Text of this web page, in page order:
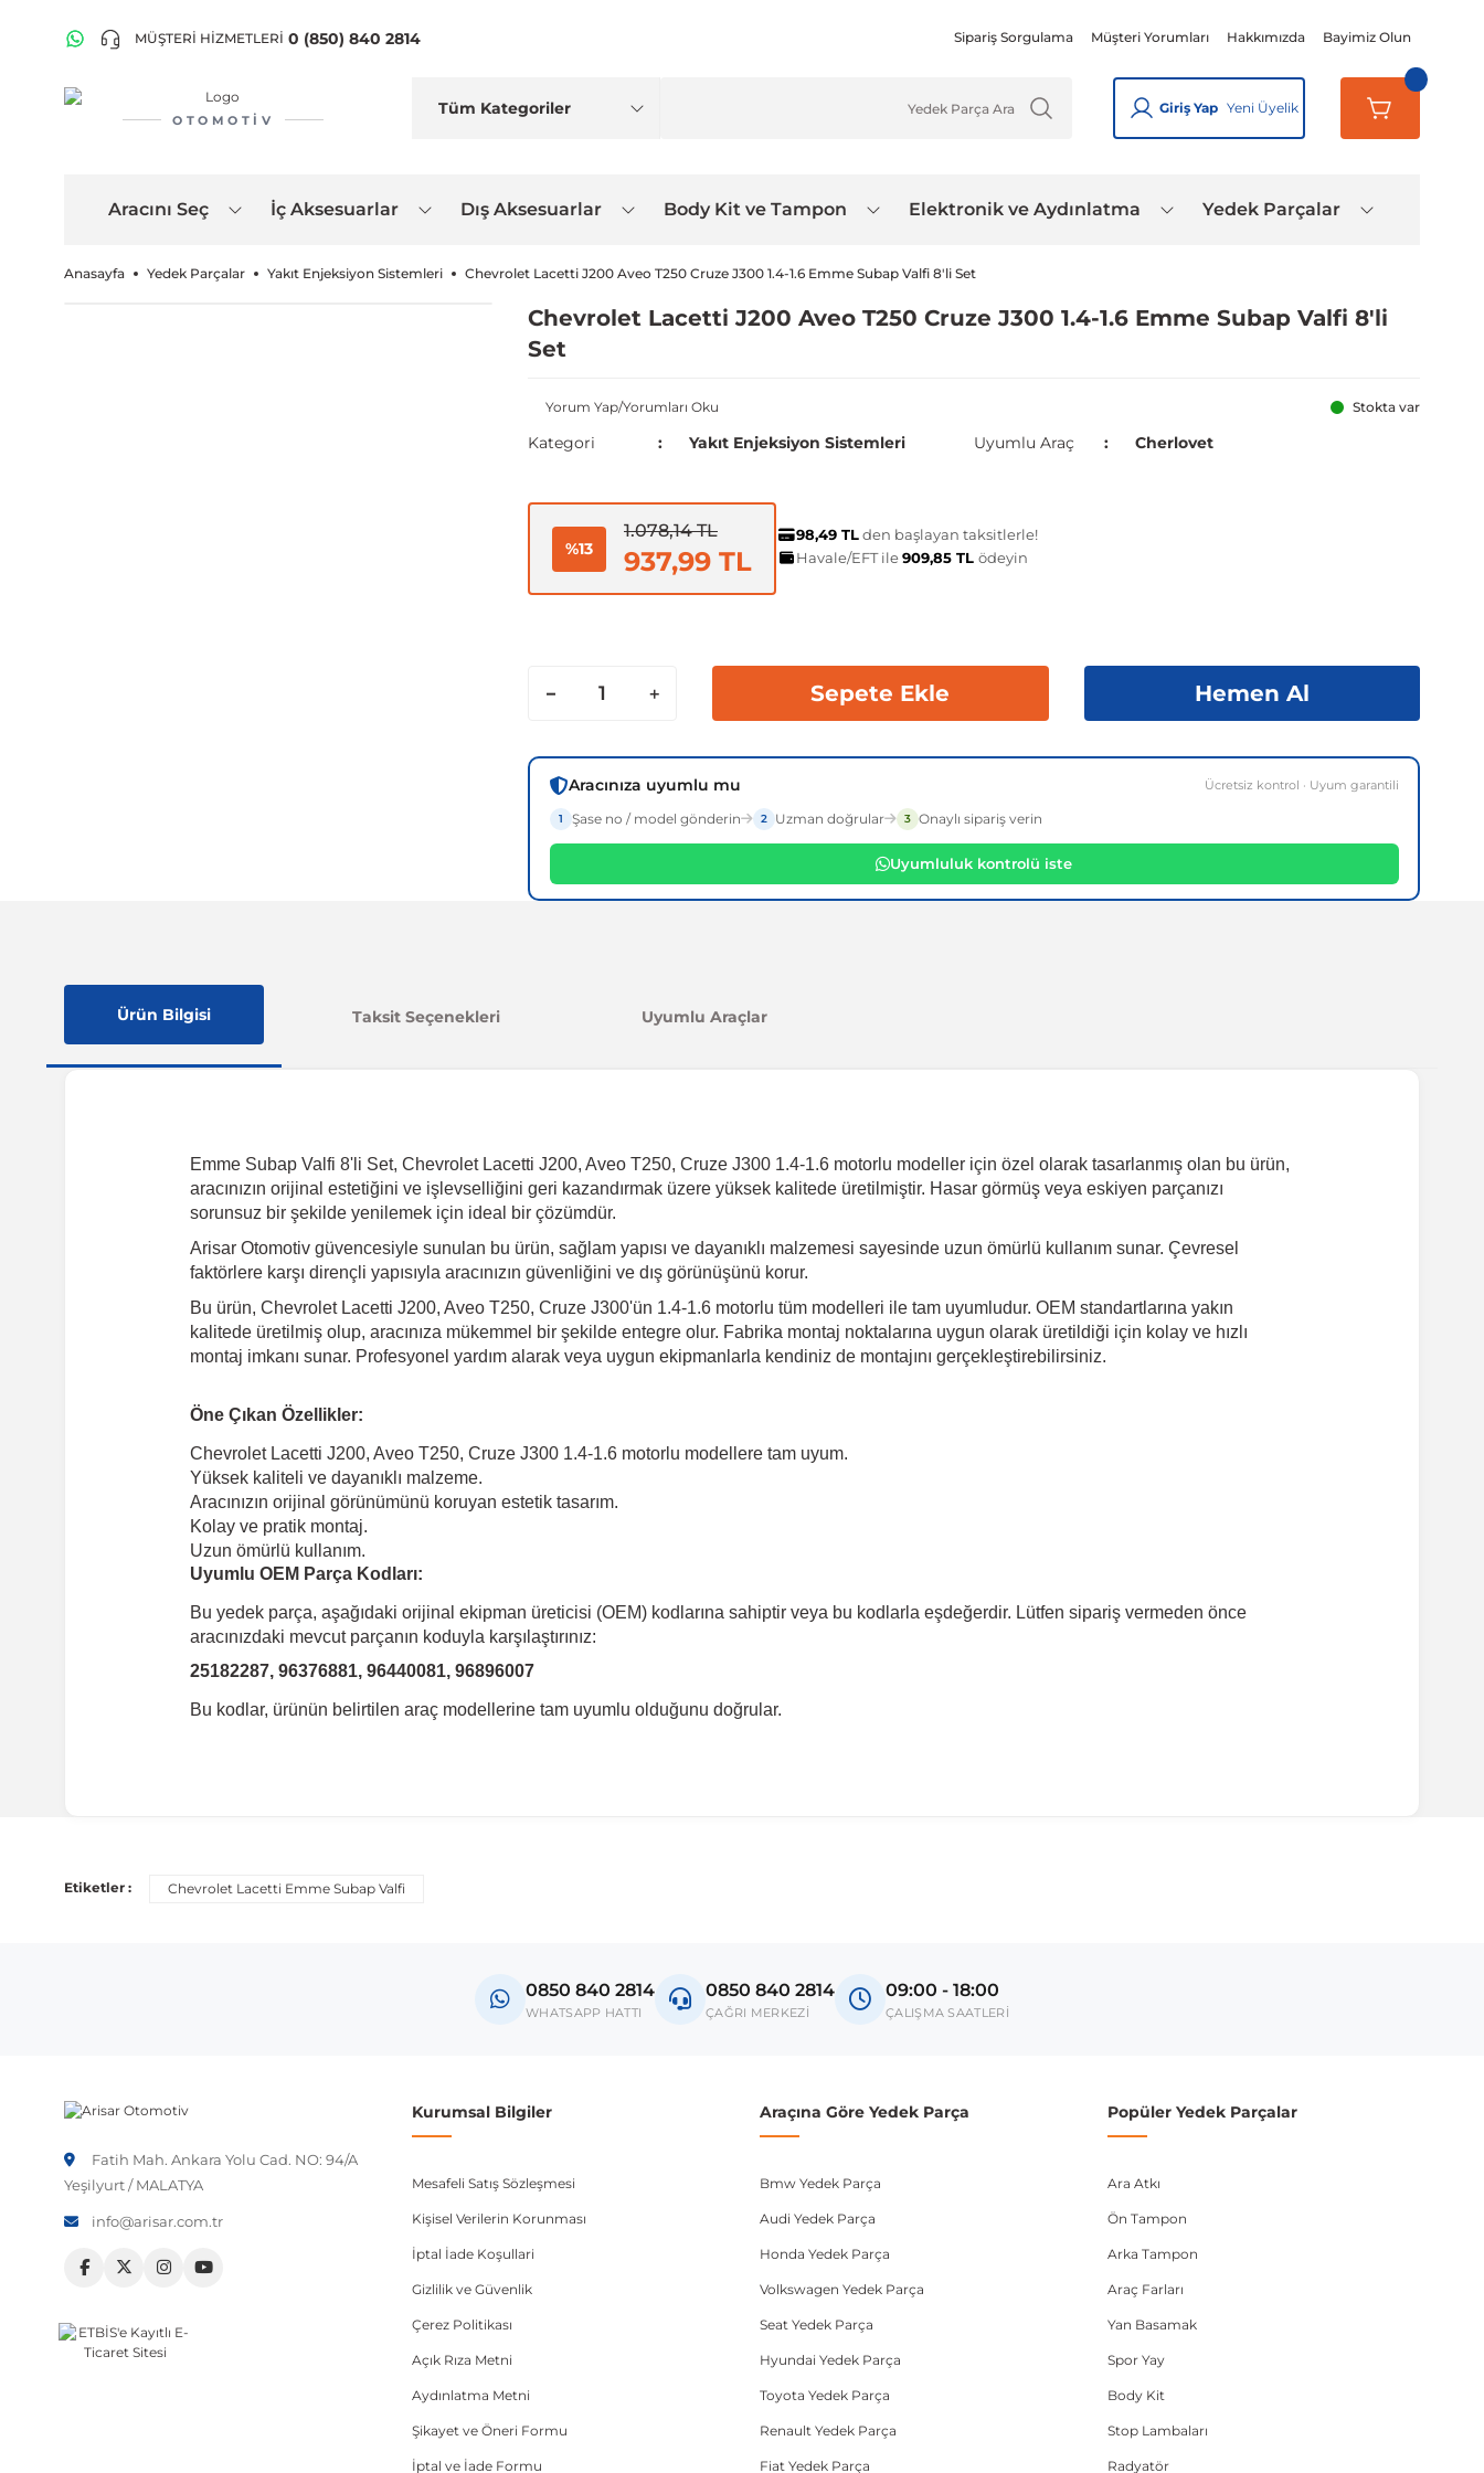
MÜŞTERİ HİZMETLERİ 0 (850) 840 2814 Sipariş Sorgulama Müşteri Yorumları Hakkımızda Bayimiz Olun
OTOMOTIV
Giriş Yap Yeni Üyelik
Aracını Seç İç Aksesuarlar Dış Aksesuarlar Body Kit ve Tampon Elektronik ve Aydınlatma Yedek Parçalar
Anasayfa Yedek Parçalar Yakıt Enjeksiyon Sistemleri Chevrolet Lacetti J200 Aveo T250 Cruze J300 1.4-1.6 Emme Subap Valfi 8'li Set
Chevrolet Lacetti J200 Aveo T250 Cruze J300 1.4-1.6 Emme Subap Valfi 8'li
Set
Yorum Yap/Yorumları Oku Stokta var
Kategori Yakıt Enjeksiyon Sistemleri Uyumlu Araç Cherlovet
%13
1.078,14 TL
937,99 TL
98,49 TLden başlayan taksitlerle!
Havale/EFT ile909,85 TL ödeyin
Sepete Ekle Hemen Al
Aracınıza uyumlu mu Ücretsiz kontrol · Uyum garantili
1 Şase no / model gönderin 2 Uzman doğrular 3 Onaylı sipariş verin
Uyumluluk kontrolü iste
Ürün Bilgisi Taksit Seçenekleri Uyumlu Araçlar
Emme Subap Valfi 8'li Set, Chevrolet Lacetti J200, Aveo T250, Cruze J300 1.4-1.6 motorlu modeller için özel olarak tasarlanmış olan bu ürün,
aracınızın orijinal estetiğini ve işlevselliğini geri kazandırmak üzere yüksek kalitede üretilmiştir. Hasar görmüş veya eskiyen parçanızı
sorunsuz bir şekilde yenilemek için ideal bir çözümdür.
Arisar Otomotiv güvencesiyle sunulan bu ürün, sağlam yapısı ve dayanıklı malzemesi sayesinde uzun ömürlü kullanım sunar. Çevresel
faktörlere karşı dirençli yapısıyla aracınızın güvenliğini ve dış görünüşünü korur.
Bu ürün, Chevrolet Lacetti J200, Aveo T250, Cruze J300'ün 1.4-1.6 motorlu tüm modelleri ile tam uyumludur. OEM standartlarına yakın
kalitede üretilmiş olup, aracınıza mükemmel bir şekilde entegre olur. Fabrika montaj noktalarına uygun olarak üretildiği için kolay ve hızlı
montaj imkanı sunar. Profesyonel yardım alarak veya uygun ekipmanlarla kendiniz de montajını gerçekleştirebilirsiniz.
Öne Çıkan Özellikler:
Chevrolet Lacetti J200, Aveo T250, Cruze J300 1.4-1.6 motorlu modellere tam uyum.
Yüksek kaliteli ve dayanıklı malzeme.
Aracınızın orijinal görünümünü koruyan estetik tasarım.
Kolay ve pratik montaj.
Uzun ömürlü kullanım.
Uyumlu OEM Parça Kodları:
Bu yedek parça, aşağıdaki orijinal ekipman üreticisi (OEM) kodlarına sahiptir veya bu kodlarla eşdeğerdir. Lütfen sipariş vermeden önce
aracınızdaki mevcut parçanın koduyla karşılaştırınız:
25182287, 96376881, 96440081, 96896007
Bu kodlar, ürünün belirtilen araç modellerine tam uyumlu olduğunu doğrular.
Aveo
Etiketler : Chevrolet Lacetti Emme Subap Valfi
0850 840 2814
WHATSAPP HATTI
0850 840 2814
ÇAĞRI MERKEZİ
09:00 - 18:00
ÇALIŞMA SAATLERİ
Fatih Mah. Ankara Yolu Cad. NO: 94/A
Yeşilyurt / MALATYA
info@arisar.com.tr
Kurumsal Bilgiler
Mesafeli Satış Sözleşmesi
Kişisel Verilerin Korunması
İptal İade Koşullari
Gizlilik ve Güvenlik
Çerez Politikası
Açık Rıza Metni
Aydınlatma Metni
Şikayet ve Öneri Formu
İptal ve İade Formu
Araçına Göre Yedek Parça
Bmw Yedek Parça
Audi Yedek Parça
Honda Yedek Parça
Volkswagen Yedek Parça
Seat Yedek Parça
Hyundai Yedek Parça
Toyota Yedek Parça
Renault Yedek Parça
Fiat Yedek Parça
Popüler Yedek Parçalar
Ara Atkı
Ön Tampon
Arka Tampon
Araç Farları
Yan Basamak
Spor Yay
Body Kit
Stop Lambaları
Radyatör